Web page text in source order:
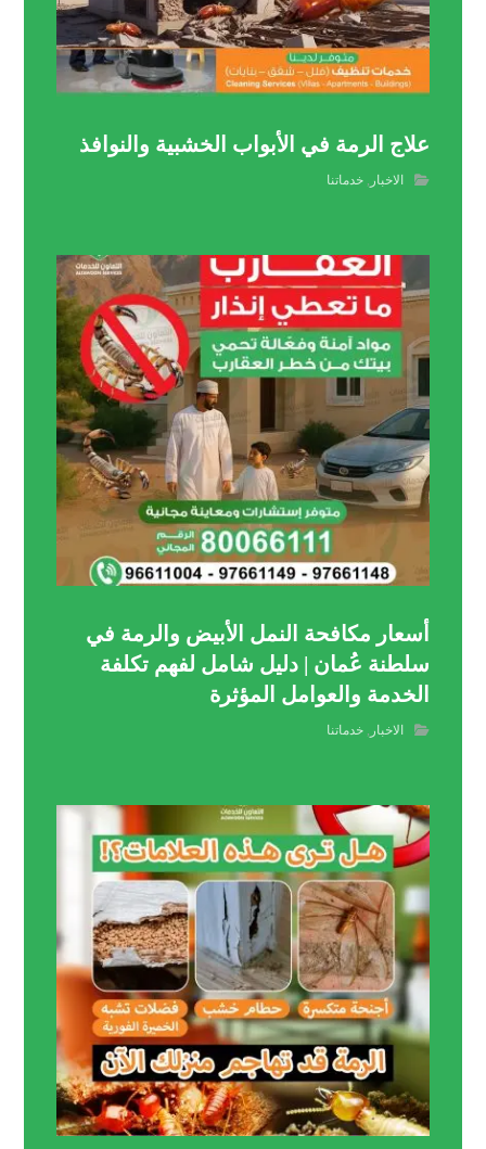
علاج الرمة في الأبواب الخشبية والنوافذ
الاخبار ,خدماتنا
أسعار مكافحة النمل الأبيض والرمة في
سلطنة عُمان | دليل شامل لفهم تكلفة
الخدمة والعوامل المؤثرة
الاخبار ,خدماتنا